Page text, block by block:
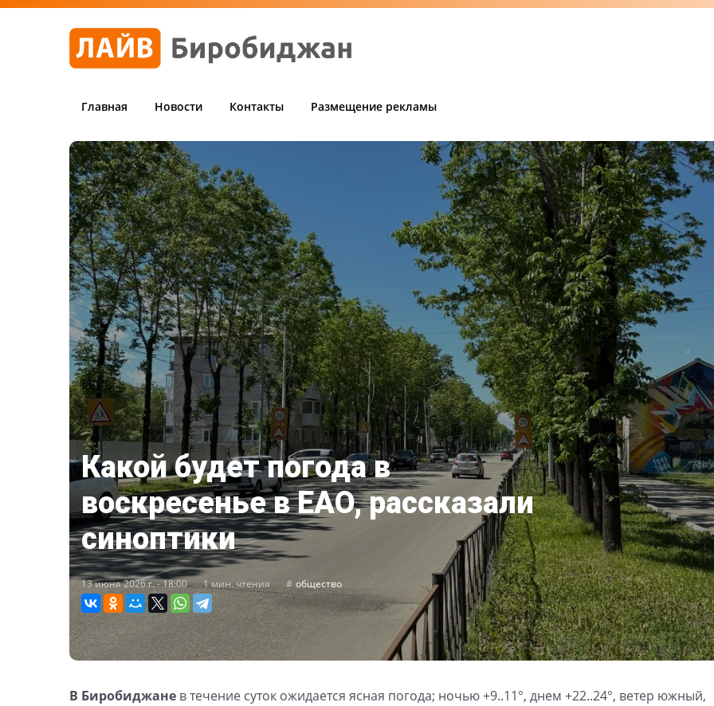
Главная Новости Контакты Размещение рекламы
Какой будет погода в
воскресенье в ЕАО, рассказали
синоптики
13 июня 2026 г. - 18:00 1 мин. чтения общество
В Биробиджане в течение суток ожидается ясная погода; ночью +9..11°, днем +22..24°, ветер южный,